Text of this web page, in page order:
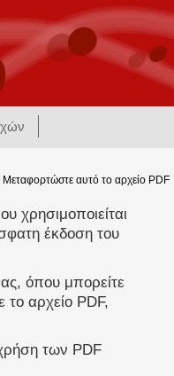
Μεταφορτώστε αυτό το αρχείο PDF
χρησιμοποιείται
έκδοση του
όπου μπορείτε
αρχείο PDF,
των PDF